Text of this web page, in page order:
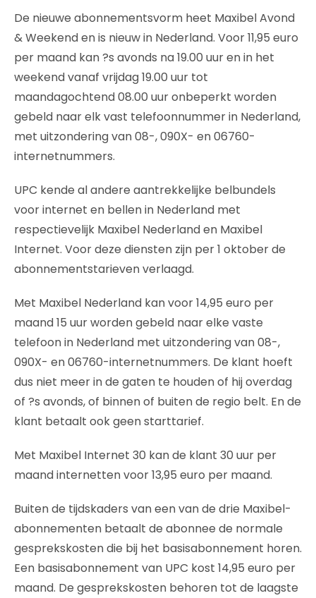
De nieuwe abonnementsvorm heet Maxibel Avond
& Weekend en is nieuw in Nederland. Voor 11,95 euro
per maand kan ?s avonds na 19.00 uur en in het
weekend vanaf vrijdag 19.00 uur tot
maandagochtend 08.00 uur onbeperkt worden
gebeld naar elk vast telefoonnummer in Nederland,
met uitzondering van 08-, 090X- en 06760-
internetnummers.
UPC kende al andere aantrekkelijke belbundels
voor internet en bellen in Nederland met
respectievelijk Maxibel Nederland en Maxibel
Internet. Voor deze diensten zijn per 1 oktober de
abonnementstarieven verlaagd.
Met Maxibel Nederland kan voor 14,95 euro per
maand 15 uur worden gebeld naar elke vaste
telefoon in Nederland met uitzondering van 08-,
090X- en 06760-internetnummers. De klant hoeft
dus niet meer in de gaten te houden of hij overdag
of ?s avonds, of binnen of buiten de regio belt. En de
klant betaalt ook geen starttarief.
Met Maxibel Internet 30 kan de klant 30 uur per
maand internetten voor 13,95 euro per maand.
Buiten de tijdskaders van een van de drie Maxibel-
abonnementen betaalt de abonnee de normale
gesprekskosten die bij het basisabonnement horen.
Een basisabonnement van UPC kost 14,95 euro per
maand. De gesprekskosten behoren tot de laagste